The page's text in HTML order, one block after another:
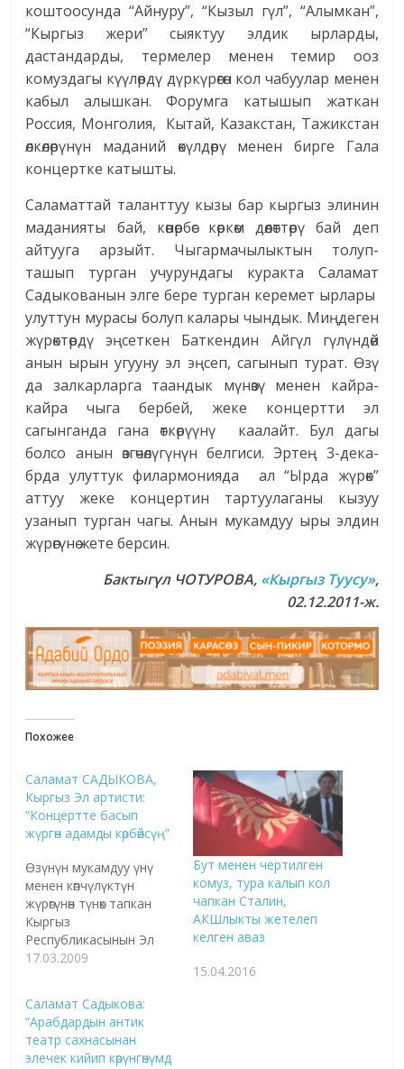
коштоосунда “Айнуру”, “Кызыл гүл”, “Алымкан”,
“Кыргыз жери” сыяктуу элдик ырларды,
дастандарды, термелер менен темир ооз
комуздагы күүлөрдү дүркүрөгөн кол чабуулар менен
кабыл алышкан. Форумга катышып жаткан
Россия, Монголия, Кытай, Казакстан, Тажикстан
өлкөлө­рүнүн маданий өкүлдөрү менен бирге Гала
концертке катышты.
Саламаттай таланттуу кызы бар кыргыз элинин
маданияты бай, көөнөрбөс көркөм дөөлөттөрү бай деп
айтууга арзыйт. Чыгармачылыктын толуп-
ташып турган учурундагы куракта Саламат
Садыкованын элге бере турган керемет ырлары
улуттун мурасы болуп калары чындык. Миңдеген
жүрөктөрдү эңсеткен Баткендин Айгүл гүлүндөй
анын ырын угууну эл эңсеп, сагынып турат. Өзү
да залкарларга таандык мүнөзү менен кайра-
кайра чыга бербей, жеке концертти эл
сагынганда гана өткөрүүнү каалайт. Бул дагы
болсо анын өзгөчөлүгүнүн белгиси. Эртең 3-дека-
брда улуттук филармонияда ал “Ырда жүрөк”
аттуу жеке концертин тартуулаганы кызуу
узанып турган чагы. Анын мукамдуу ыры элдин
жүрөгүнө жете берсин.
Бактыгүл ЧОТУРОВА, «Кыргыз Туусу»,
02.12.2011-ж.
Похожее
Саламат САДЫКОВА,
Кыргыз Эл артисти:
“Концертте басып
жүргөн адамды көрбөйсүң”
Өзүнүн мукамдуу үнү
менен көпчүлүктүн
жүрөгүнөн түнөк тапкан
Кыргыз
Республикасынын Эл
артисти Саламат
мамлекеттеринде жеке
концертин берип,
нукура кыргыз
17.03.2009
Бут менен чертилген
комуз, тура калып кол
чапкан Сталин,
АКШлыкты жетелеп
келген аваз
15.04.2016
Саламат Садыкова:
“Арабдардын антик
театр сахнасынан
элечек кийип көрүнгөнүмдө